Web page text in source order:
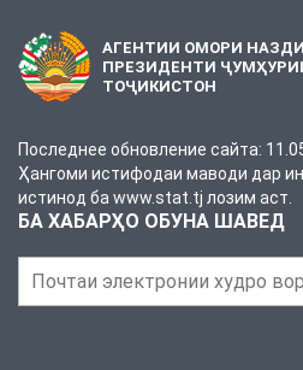
АГЕНТИИ ОМОРИ НАЗДИ
ПРЕЗИДЕНТИ
ТОҶИКИСТОН
Последнее обновление сайта:
Ҳангоми истифодаи маводи дар
истинод ба www.stat.tj лозим аст.
БА ХАБАРҲО ОБУНА ШАВЕД